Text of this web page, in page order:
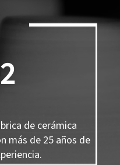
de cerámica
más de 25 años de